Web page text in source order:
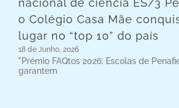
o Colégio Casa Mãe
lugar no “top 10” do país
18 de Junho, 2026
"Prémio FAQtos 2026: Escolas de
garantem